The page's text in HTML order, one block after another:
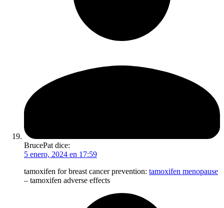
BrucePat dice:
5 enero, 2024 en 17:59
tamoxifen for breast cancer prevention: tamoxifen menopause
– tamoxifen adverse effects